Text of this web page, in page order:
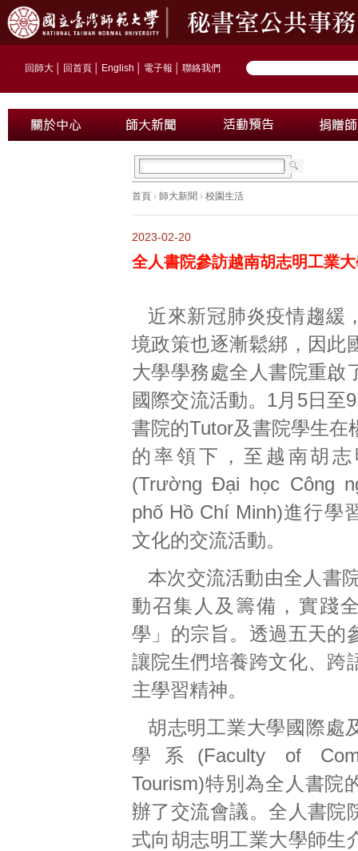
回師大 回首頁 English 電子報 聯絡我們
首頁 › 師大新聞 › 校園生活
2023-02-20
全人書院參訪越南胡志明工業
近來新冠肺炎疫情趨緩
境政策也逐漸鬆綁，因此
大學學務處全人書院重啟
國際交流活動。1月5日至
書院的Tutor及書院學生在
的率領下，至越南胡
(Trường Đại học Công
phố Hồ Chí Minh)進行學
文化的交流活動。
本次交流活動由全人書
動召集人及籌備，實踐
學」的宗旨。透過五天的
讓院生們培養跨文化、跨
主學習精神。
胡志明工業大學國際處
學系(Faculty of
Tourism)特別為全人書院
辦了交流會議。全人書院
式向胡志明工業大學師生